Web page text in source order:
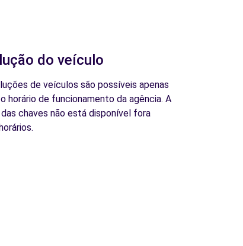
do veículo
de veículos são possíveis apenas
horário de funcionamento da agência. A
chaves não está disponível fora